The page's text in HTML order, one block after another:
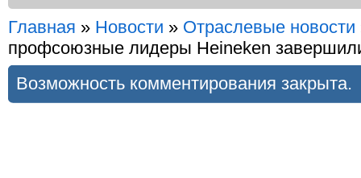
Главная » Новости » Отраслевые новости
профсоюзные лидеры Heineken
Возможность комментирования закрыта.